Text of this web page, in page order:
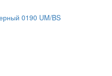
0190 UM/BS